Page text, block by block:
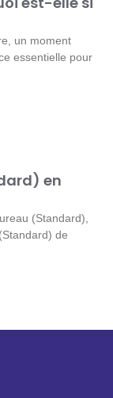
un moment
essentielle pour
en
(Standard),
de